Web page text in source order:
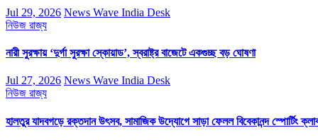
Jul 29, 2026 News Wave India Desk
নিউজ রাজ্য
নারী সুরক্ষায় ‘দুর্গা সুরক্ষা স্কোয়াড’, স্বরাষ্ট্র বাজেটে একগুচ্ছ বড় ঘোষণা
Jul 27, 2026 News Wave India Desk
নিউজ রাজ্য
হালতুর যাদবগড়ে রক্তদান উৎসব, সামাজিক উদ্যোগে সাড়া ফেলল বিবেকানন্দ স্পোর্টিং